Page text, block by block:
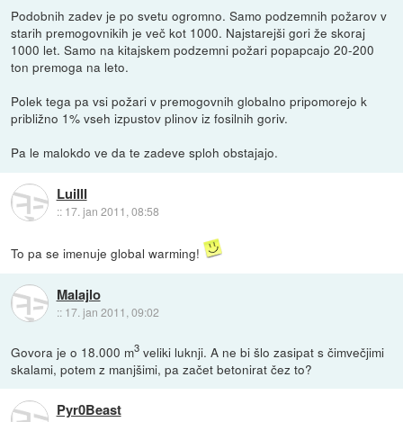
Podobnih zadev je po svetu ogromno. Samo podzemnih požarov v
starih premogovnikih je več kot 1000. Najstarejši gori že skoraj
1000 let. Samo na kitajskem podzemni požari popapcajo 20-200
ton premoga na leto.
Polek tega pa vsi požari v premogovnih globalno pripomorejo k
približno 1% vseh izpustov plinov iz fosilnih goriv.
Pa le malokdo ve da te zadeve sploh obstajajo.
LuiIII
:: 17. jan 2011, 08:58
To pa se imenuje global warming!
Malajlo
:: 17. jan 2011, 09:02
Govora je o 18.000 m3 veliki luknji. A ne bi šlo zasipat s čimvečjimi
skalami, potem z manjšimi, pa začet betonirat čez to?
Pyr0Beast